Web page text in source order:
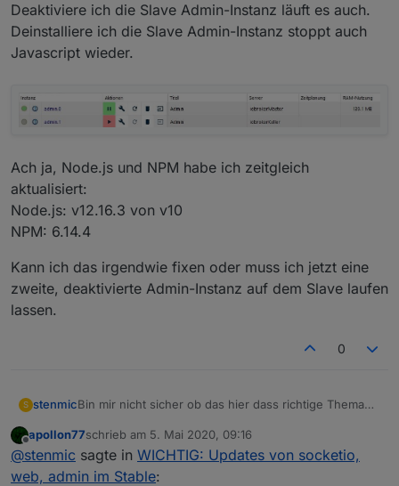
Deaktiviere ich die Slave Admin-Instanz läuft es auch.
Deinstalliere ich die Slave Admin-Instanz stoppt auch
Javascript wieder.
Ach ja, Node.js und NPM habe ich zeitgleich
aktualisiert:
Node.js: v12.16.3 von v10
NPM: 6.14.4
Kann ich das irgendwie fixen oder muss ich jetzt eine
zweite, deaktivierte Admin-Instanz auf dem Slave laufen
lassen.
0
S stenmicBin mir nicht sicher ob das hier dass richtige Thema
aber nachdem ich den Admin (4.0.9),
(3.0.6), WEB server (3.0.7) und die Script Engine
(4.5.1) auf meinem Master aktualisiert hatte, startete
Erst nachdem ich eine weitere Admin-Instanz auf dem
Slave installiert hatte ging es wieder.
Deaktiviere ich die Slave Admin-Instanz läuft es auch.
Offline
apollon77schrieb am 5. Mai 2020, 09:16
zuletzt editiert von
@stenmic sagte in WICHTIG: Updates von socketio,
web, admin im Stable: